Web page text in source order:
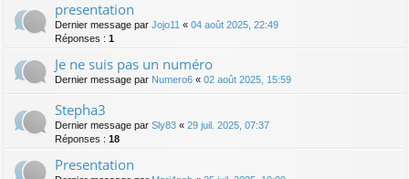
presentation
Dernier message par Jojo11 « 04 août 2025, 22:49
Réponses : 1
Je ne suis pas un numéro
Dernier message par Numero6 « 02 août 2025, 15:59
Stepha3
Dernier message par Sly83 « 29 juil. 2025, 07:37
Réponses : 18
Presentation